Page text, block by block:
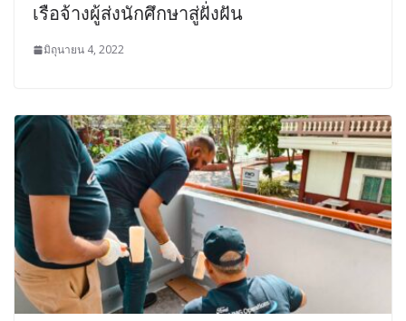
เรือจ้างผู้ส่งนักศึกษาสู่ฝั่งฝัน
มิถุนายน 4, 2022